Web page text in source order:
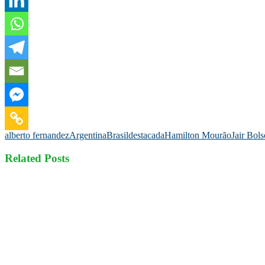
alberto fernandezArgentinaBrasildestacadaHamilton MourãoJair
Related Posts